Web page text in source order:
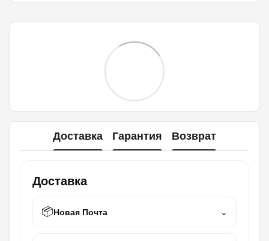
Доставка Гарантия Возврат
Доставка
📦Новая Почта ⌄